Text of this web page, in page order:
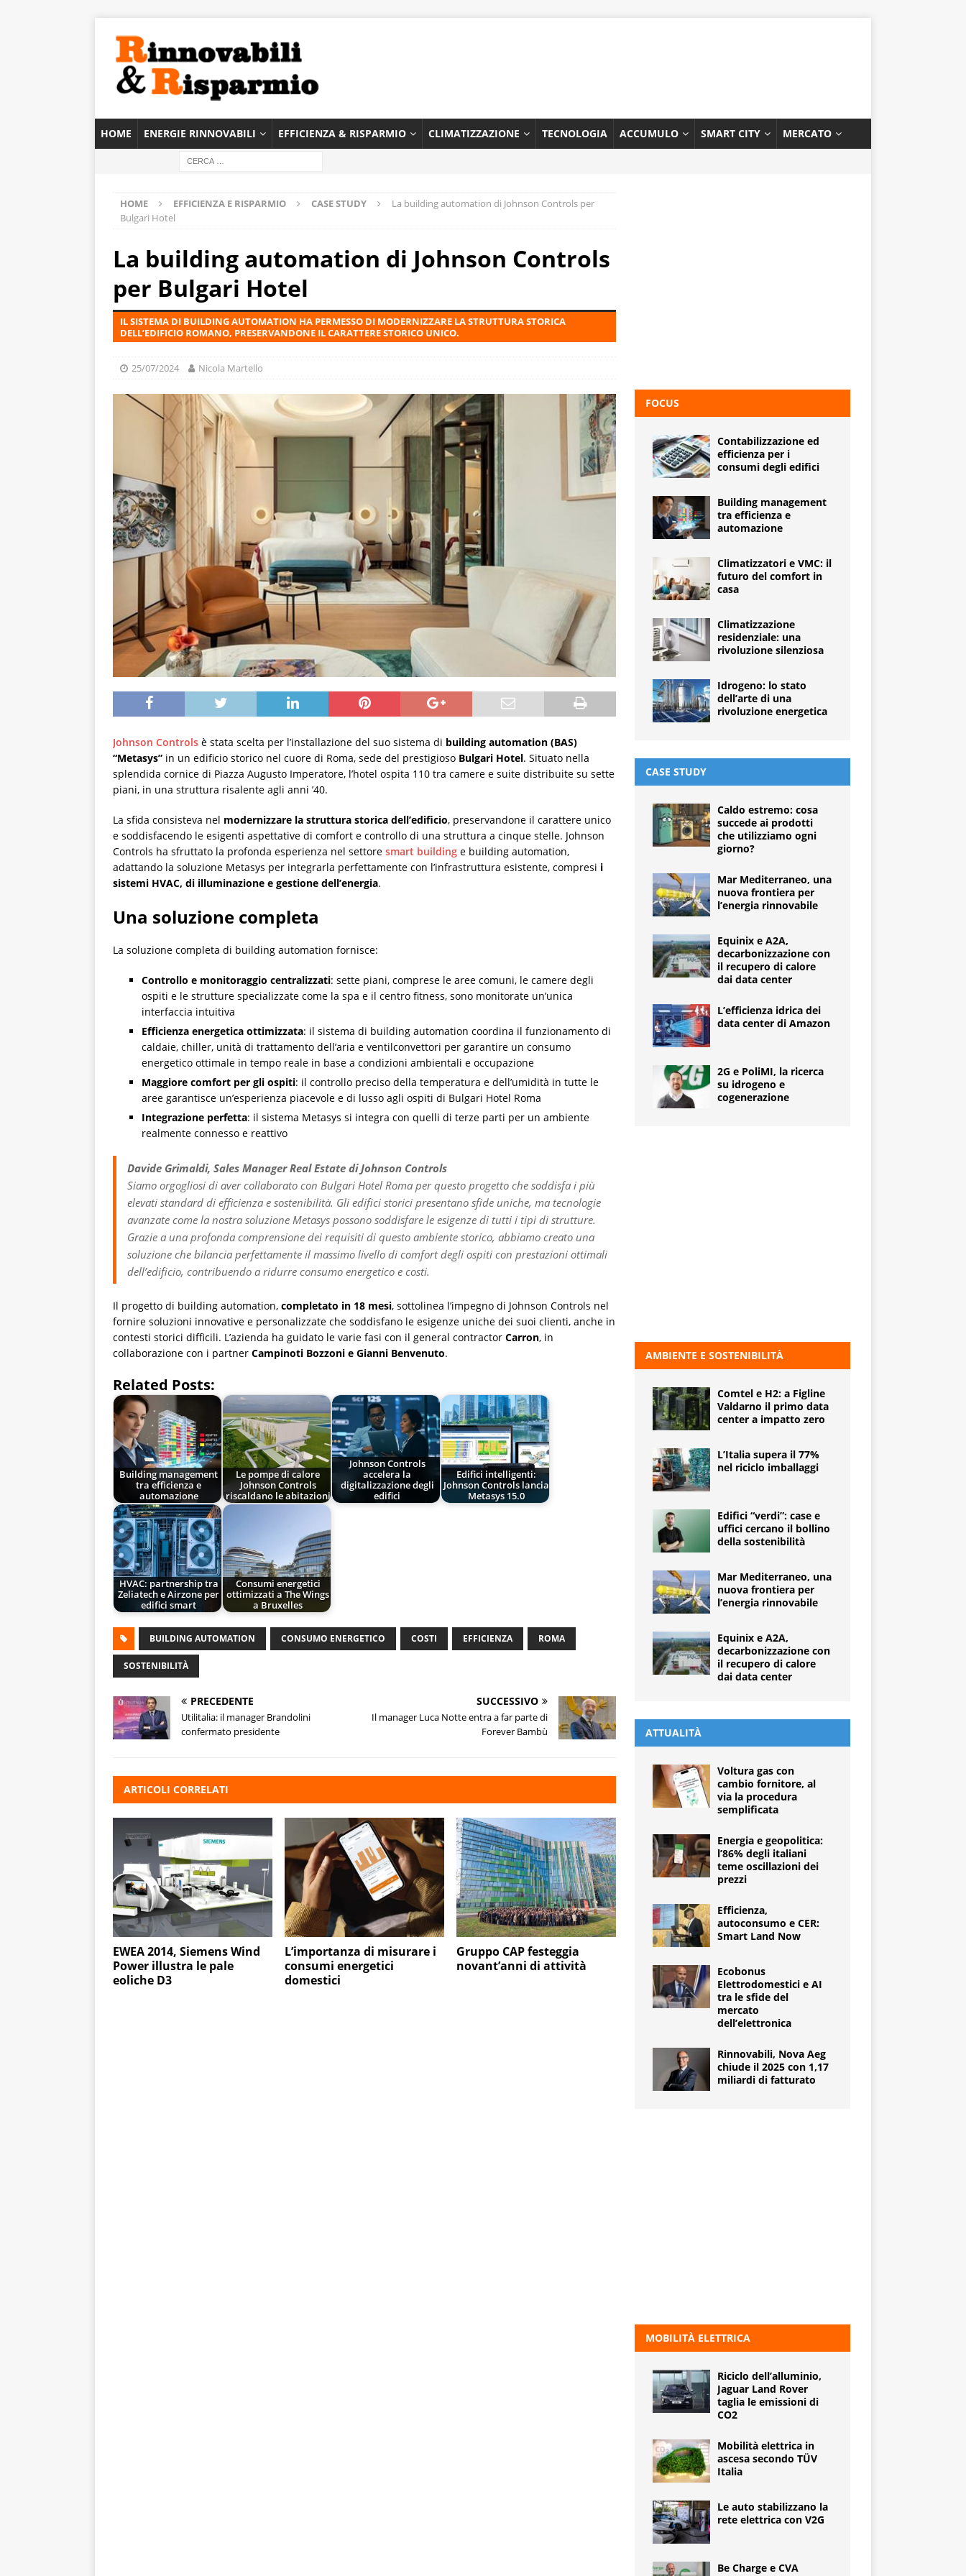
HOME ENERGIE RINNOVABILI EFFICIENZA & RISPARMIO CLIMATIZZAZIONE TECNOLOGIA ACCUMULO SMART CITY MERCATO
HOME EFFICIENZA E RISPARMIO CASE STUDY
La building automation di Johnson Controls per
Bulgari Hotel
La building automation di Johnson Controls
per Bulgari Hotel
IL SISTEMA DI BUILDING AUTOMATION HA PERMESSO DI MODERNIZZARE LA STRUTTURA STORICA
DELL’EDIFICIO ROMANO, PRESERVANDONE IL CARATTERE STORICO UNICO.
25/07/2024 Nicola Martello
Johnson Controls è stata scelta per l’installazione del suo sistema di building automation (BAS)
“Metasys” in un edificio storico nel cuore di Roma, sede del prestigioso Bulgari Hotel. Situato nella
splendida cornice di Piazza Augusto Imperatore, l’hotel ospita 110 tra camere e suite distribuite su sette
piani, in una struttura risalente agli anni ’40.
La sfida consisteva nel modernizzare la struttura storica dell’edificio, preservandone il carattere unico
e soddisfacendo le esigenti aspettative di comfort e controllo di una struttura a cinque stelle. Johnson
Controls ha sfruttato la profonda esperienza nel settore smart building e building automation,
adattando la soluzione Metasys per integrarla perfettamente con l’infrastruttura esistente, compresi i
sistemi HVAC, di illuminazione e gestione dell’energia.
Una soluzione completa
La soluzione completa di building automation fornisce:
Controllo e monitoraggio centralizzati: sette piani, comprese le aree comuni, le camere degli
ospiti e le strutture specializzate come la spa e il centro fitness, sono monitorate un’unica
interfaccia intuitiva
Efficienza energetica ottimizzata: il sistema di building automation coordina il funzionamento di
caldaie, chiller, unità di trattamento dell’aria e ventilconvettori per garantire un consumo
energetico ottimale in tempo reale in base a condizioni ambientali e occupazione
Maggiore comfort per gli ospiti: il controllo preciso della temperatura e dell’umidità in tutte le
aree garantisce un’esperienza piacevole e di lusso agli ospiti di Bulgari Hotel Roma
Integrazione perfetta: il sistema Metasys si integra con quelli di terze parti per un ambiente
realmente connesso e reattivo
Davide Grimaldi, Sales Manager Real Estate di Johnson Controls
Siamo orgogliosi di aver collaborato con Bulgari Hotel Roma per questo progetto che soddisfa i più
elevati standard di efficienza e sostenibilità. Gli edifici storici presentano sfide uniche, ma tecnologie
avanzate come la nostra soluzione Metasys possono soddisfare le esigenze di tutti i tipi di strutture.
Grazie a una profonda comprensione dei requisiti di questo ambiente storico, abbiamo creato una
soluzione che bilancia perfettamente il massimo livello di comfort degli ospiti con prestazioni ottimali
dell’edificio, contribuendo a ridurre consumo energetico e costi.
Il progetto di building automation, completato in 18 mesi, sottolinea l’impegno di Johnson Controls nel
fornire soluzioni innovative e personalizzate che soddisfano le esigenze uniche dei suoi clienti, anche in
contesti storici difficili. L’azienda ha guidato le varie fasi con il general contractor Carron, in
collaborazione con i partner Campinoti Bozzoni e Gianni Benvenuto.
Related Posts:
Building management
tra efficienza e
automazione
Le pompe di calore
Johnson Controls
riscaldano le abitazioni
Johnson Controls
accelera la
digitalizzazione degli
edifici
Edifici intelligenti:
Johnson Controls lancia
Metasys 15.0
HVAC: partnership tra
Zeliatech e Airzone per
edifici smart
Consumi energetici
ottimizzati a The Wings
a Bruxelles
BUILDING AUTOMATION CONSUMO ENERGETICO COSTI EFFICIENZA ROMA
SOSTENIBILITÀ
PRECEDENTE
Utilitalia: il manager Brandolini
confermato presidente
SUCCESSIVO
Il manager Luca Notte entra a far parte di
Forever Bambù
ARTICOLI CORRELATI
EWEA 2014, Siemens Wind
Power illustra le pale
eoliche D3
L’importanza di misurare i
consumi energetici
domestici
Gruppo CAP festeggia
novant’anni di attività
FOCUS
Contabilizzazione ed
efficienza per i
consumi degli edifici
Building management
tra efficienza e
automazione
Climatizzatori e VMC: il
futuro del comfort in
casa
Climatizzazione
residenziale: una
rivoluzione silenziosa
Idrogeno: lo stato
dell’arte di una
rivoluzione energetica
CASE STUDY
Caldo estremo: cosa
succede ai prodotti
che utilizziamo ogni
giorno?
Mar Mediterraneo, una
nuova frontiera per
l’energia rinnovabile
Equinix e A2A,
decarbonizzazione con
il recupero di calore
dai data center
L’efficienza idrica dei
data center di Amazon
2G e PoliMI, la ricerca
su idrogeno e
cogenerazione
AMBIENTE E SOSTENIBILITÀ
Comtel e H2: a Figline
Valdarno il primo data
center a impatto zero
L’Italia supera il 77%
nel riciclo imballaggi
Edifici “verdi”: case e
uffici cercano il bollino
della sostenibilità
Mar Mediterraneo, una
nuova frontiera per
l’energia rinnovabile
Equinix e A2A,
decarbonizzazione con
il recupero di calore
dai data center
ATTUALITÀ
Voltura gas con
cambio fornitore, al
via la procedura
semplificata
Energia e geopolitica:
l’86% degli italiani
teme oscillazioni dei
prezzi
Efficienza,
autoconsumo e CER:
Smart Land Now
Ecobonus
Elettrodomestici e AI
tra le sfide del
mercato
dell’elettronica
Rinnovabili, Nova Aeg
chiude il 2025 con 1,17
miliardi di fatturato
MOBILITÀ ELETTRICA
Riciclo dell’alluminio,
Jaguar Land Rover
taglia le emissioni di
CO2
Mobilità elettrica in
ascesa secondo TÜV
Italia
Le auto stabilizzano la
rete elettrica con V2G
Be Charge e CVA